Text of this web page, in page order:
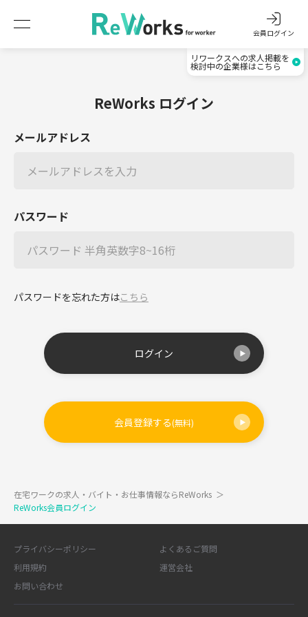
会員ログイン
リワークスへの求人掲載を
検討中の企業様はこちら
ReWorks ログイン
メールアドレス
パスワード
パスワードを忘れた方はこちら
ログイン
会員登録する(無料)
在宅ワークの求人・バイト・お仕事情報ならReWorks ＞
ReWorks会員ログイン
プライバシーポリシー
よくあるご質問
利用規約
運営会社
お問い合わせ